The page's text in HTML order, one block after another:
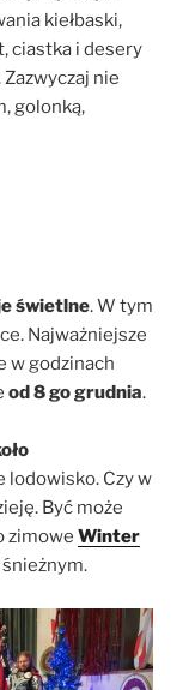
kiełbaski,
ciastka i desery
nie
golonką,
świetlne. W tym
Najważniejsze
w godzinach
od 8 go grudnia.
lodowisko. Czy w
Być może
zimowe Winter